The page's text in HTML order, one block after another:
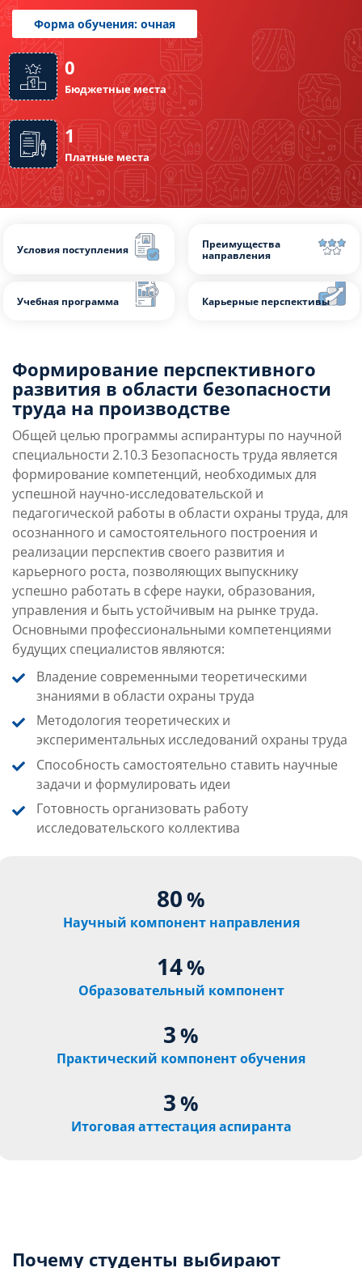
Слушателям
Партнерам
НИОКР
Форма обучения: очная
0
Бюджетные места
1
Платные места
направления
Учебная программа
Формирование перспективного
развития в области безопасности
труда на производстве
Общей целью программы аспирантуры по научной
специальности 2.10.3 Безопасность труда является
формирование компетенций, необходимых для
успешной научно-исследовательской и
педагогической работы в области охраны труда, для
осознанного и самостоятельного построения и
реализации перспектив своего развития и
карьерного роста, позволяющих выпускнику
успешно работать в сфере науки, образования,
управления и быть устойчивым на рынке труда.
Основными профессиональными компетенциями
будущих специалистов являются:
Владение современными теоретическими
знаниями в области охраны труда
Методология теоретических и
экспериментальных исследований охраны труда
Способность самостоятельно ставить научные
задачи и формулировать идеи
Готовность организовать работу
исследовательского коллектива
80%
Научный компонент направления
14%
Образовательный компонент
3%
Практический компонент обучения
3%
Итоговая аттестация аспиранта
Почему студенты выбирают